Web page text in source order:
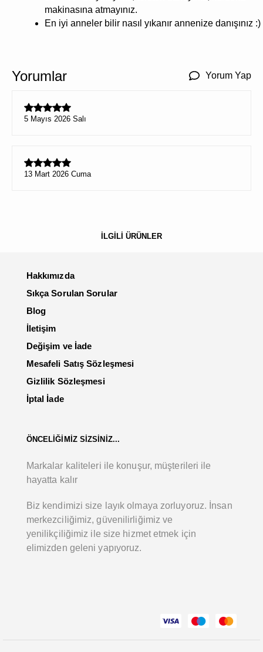
makinasına atmayınız.
En iyi anneler bilir nasıl yıkanır annenize danışınız :)
Yorumlar Yorum Yap
5 Mayıs 2026 Salı
13 Mart 2026 Cuma
İLGİLİ ÜRÜNLER
Hakkımızda
Sıkça Sorulan Sorular
Blog
İletişim
Değişim ve İade
Mesafeli Satış Sözleşmesi
Gizlilik Sözleşmesi
İptal İade
ÖNCELİĞİMİZ SİZSİNİZ...
Markalar kaliteleri ile konuşur, müşterileri ile
hayatta kalır
Biz kendimizi size layık olmaya zorluyoruz. İnsan
merkezciliğimiz, güvenilirliğimiz ve
yenilikçiliğimiz ile size hizmet etmek için
elimizden geleni yapıyoruz.